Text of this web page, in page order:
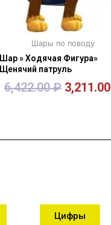
Шары по поводу
Шар » Ходячая Фигура»
Щенячий патруль
6,422.00₽ 3,211.00
Цифры